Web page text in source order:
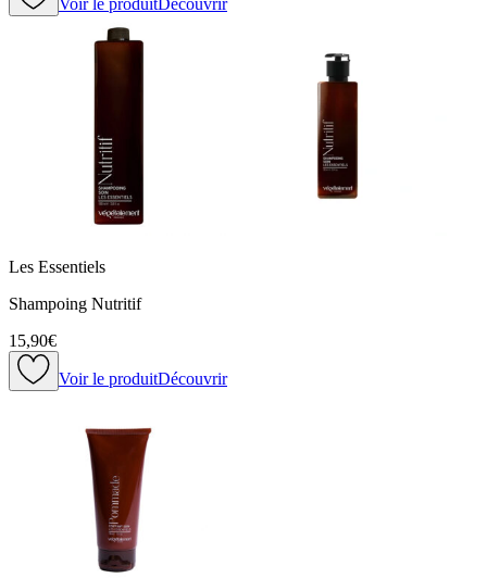
Voir le produitDécouvrir
Les Essentiels
Shampoing Nutritif
15,90€
Voir le produitDécouvrir